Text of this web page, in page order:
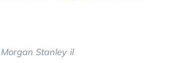
Stanley il